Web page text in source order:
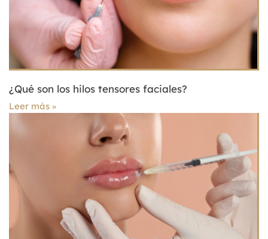
¿Qué son los hilos tensores faciales?
Leer más